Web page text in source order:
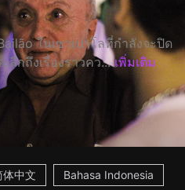
ในเซาเปาโลที่กำลังจะปิด
ลึกถึงเรื่องราวคว... เพิ่มเติม
体中文 Bahasa Indonesia